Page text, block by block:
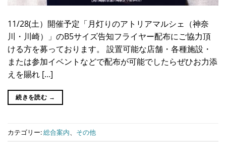
11/28(土）開催予定「月灯りのアトリアマルシェ（神奈
川・川崎）」のB5サイズ告知フライヤー配布にご協力頂
ける方を募っております。 設置可能な店舗・各種施設・
または参加イベントなどで配布が可能でしたらぜひお力添
えを賜れ […]
続きを読む →
カテゴリー:総合案内 その他